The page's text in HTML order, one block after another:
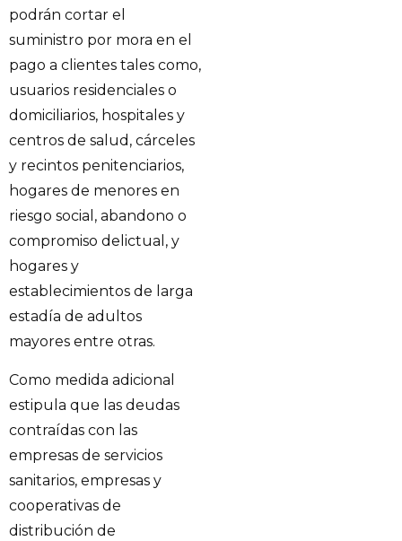
podrán cortar el
suministro por mora en el
pago a clientes tales como,
usuarios residenciales o
domiciliarios, hospitales y
centros de salud, cárceles
y recintos penitenciarios,
hogares de menores en
riesgo social, abandono o
compromiso delictual, y
hogares y
establecimientos de larga
estadía de adultos
mayores entre otras.
Como medida adicional
estipula que las deudas
contraídas con las
empresas de servicios
sanitarios, empresas y
cooperativas de
distribución de